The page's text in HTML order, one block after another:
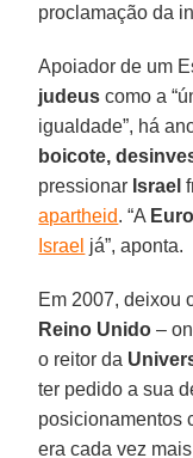
proclamação da
Apoiador de um
judeus como a
igualdade”, há
boicote,
pressionar Israel
apartheid. “A
Israel já”, aponta.
Em 2007, deixou
Reino Unido –
o reitor da
ter pedido a sua
posicionamentos
era cada vez